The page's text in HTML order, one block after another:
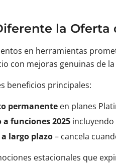
la Oferta
en herramientas
con mejoras genuinas de
beneficios principales:
permanente en planes
a funciones 2025
largo plazo– cancela
estacionales que